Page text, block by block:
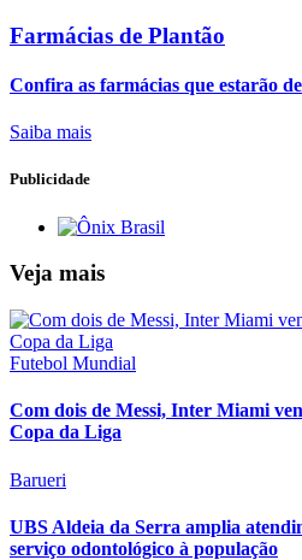
Farmácias de Plantão
Confira as farmácias que estarão
Saiba mais
Publicidade
Veja mais
Futebol Mundial
Com dois de Messi, Inter Miami
Copa da Liga
Barueri
UBS Aldeia da Serra amplia
serviço odontológico à população